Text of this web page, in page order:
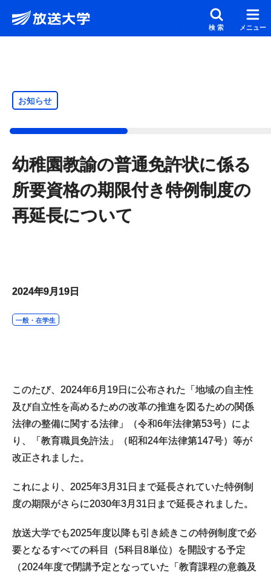
メインコンテンツにスキップ
検索 メニュー
お知らせ
幼稚園教諭の普通免許状に係る
所要資格の期限付き特例制度の
再延長について
2024年9月19日
一般・在学生
このたび、2024年6月19日に公布された「地域の自主性
及び自立性を高めるための改革の推進を図るための関係
法律の整備に関する法律」（令和6年法律第53号）によ
り、「教育職員免許法」（昭和24年法律第147号）等が
改正されました。
これにより、2025年3月31日まで延長されていた特例制
度の期限がさらに2030年3月31日まで延長されました。
放送大学でも2025年度以降も引き続きこの特例制度で必
要となるすべての科目（5科目8単位）を開設する予定
（2024年度で閉講予定となっていた「教育課程の意義及